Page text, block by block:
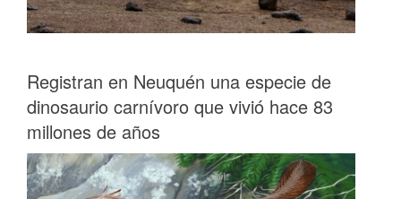
Registran en Neuquén una especie de
dinosaurio carnívoro que vivió hace 83
millones de años